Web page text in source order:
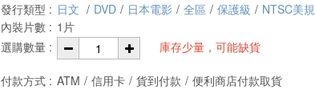
發行類型 : 日文 / DVD / 日本電影 / 全區 / 保護級 / NTSC美規
內裝片數 : 1片
選購數量 :
庫存少量，可能缺貨
付款方式 : ATM / 信用卡 / 貨到付款 / 便利商店付款取貨